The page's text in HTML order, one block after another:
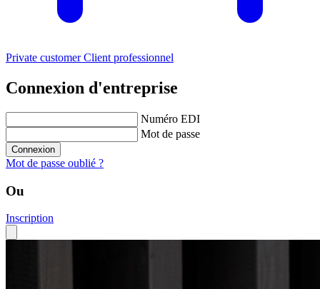
Private customerClient professionnel
Connexion d'entreprise
Numéro EDI
Mot de passe
Connexion
Mot de passe oublié ?
Ou
Inscription